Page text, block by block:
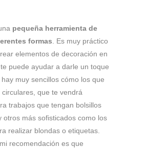
pequeña herramienta de
formas . Es muy práctico
elementos de decoración en
puede ayudar a darle un toque
muy sencillos cómo los que
que te vendrá
trabajos que tengan bolsillos
otros más sofisticados como los
realizar blondas o etiquetas.
recomendación es que